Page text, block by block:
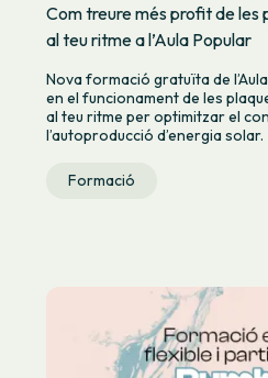
Com treure més profit de les
al teu ritme a l’Aula Popular
Nova formació gratuïta de
en el funcionament de les
al teu ritme per optimitzar el
l’autoproducció d’energia solar.
Formació